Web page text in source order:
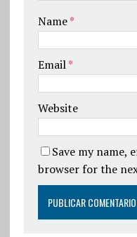
Name*
Email*
Website
Save my name,
browser for the